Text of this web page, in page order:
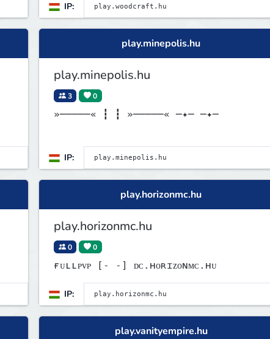
IP:
play.minepolis.hu
play.minepolis.hu
3 0
»─────« ┇ ┇ »─────« ─✦─ ─✦─
IP:
play.horizonmc.hu
play.horizonmc.hu
0 0
ғᴜʟʟᴘᴠᴘ [‐ ‐] ᴅᴄ.ʜᴏʀɪᴢᴏɴᴍᴄ.ʜᴜ
IP:
play.vanityempire.hu